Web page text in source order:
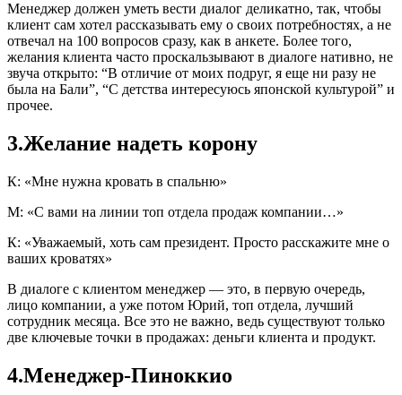
Менеджер должен уметь вести диалог деликатно, так, чтобы
клиент сам хотел рассказывать ему о своих потребностях, а не
отвечал на 100 вопросов сразу, как в анкете. Более того,
желания клиента часто проскальзывают в диалоге нативно, не
звуча открыто: “В отличие от моих подруг, я еще ни разу не
была на Бали”, “С детства интересуюсь японской культурой” и
прочее.
3.Желание надеть корону
К: «Мне нужна кровать в спальню»
М: «С вами на линии топ отдела продаж компании…»
К: «Уважаемый, хоть сам президент. Просто расскажите мне о
ваших кроватях»
В диалоге с клиентом менеджер ― это, в первую очередь,
лицо компании, а уже потом Юрий, топ отдела, лучший
сотрудник месяца. Все это не важно, ведь существуют только
две ключевые точки в продажах: деньги клиента и продукт.
4.Менеджер-Пиноккио